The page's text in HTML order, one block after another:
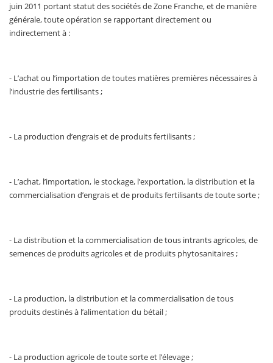
juin 2011 portant statut des sociétés de Zone Franche, et de manière
générale, toute opération se rapportant directement ou
indirectement à :
- L’achat ou l’importation de toutes matières premières nécessaires à
l’industrie des fertilisants ;
- La production d’engrais et de produits fertilisants ;
- L’achat, l’importation, le stockage, l’exportation, la distribution et la
commercialisation d’engrais et de produits fertilisants de toute sorte ;
- La distribution et la commercialisation de tous intrants agricoles, de
semences de produits agricoles et de produits phytosanitaires ;
- La production, la distribution et la commercialisation de tous
produits destinés à l’alimentation du bétail ;
- La production agricole de toute sorte et l’élevage ;